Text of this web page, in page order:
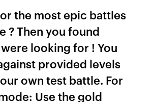
the most epic battles
? Then you found
looking for ! You
provided levels
own test battle. For
Use the gold